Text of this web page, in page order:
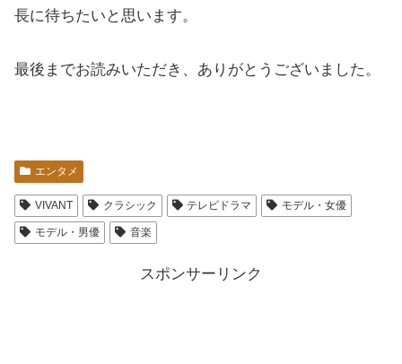
長に待ちたいと思います。
最後までお読みいただき、ありがとうございました。
エンタメ
VIVANT クラシック テレビドラマ モデル・女優
モデル・男優 音楽
スポンサーリンク